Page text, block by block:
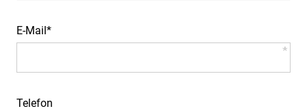
Pflichtfeld
E-Mail*
Telefon